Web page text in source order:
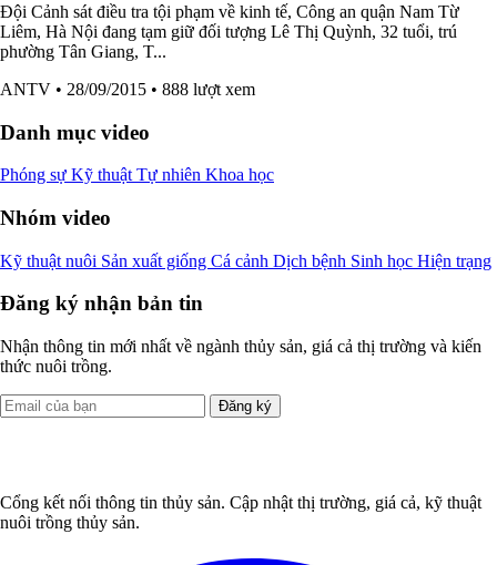
Đội Cảnh sát điều tra tội phạm về kinh tế, Công an quận Nam Từ
Liêm, Hà Nội đang tạm giữ đối tượng Lê Thị Quỳnh, 32 tuổi, trú
phường Tân Giang, T...
ANTV • 28/09/2015 • 888 lượt xem
Danh mục video
Phóng sự Kỹ thuật Tự nhiên Khoa học
Nhóm video
Kỹ thuật nuôi Sản xuất giống Cá cảnh Dịch bệnh Sinh học Hiện trạng
Đăng ký nhận bản tin
Nhận thông tin mới nhất về ngành thủy sản, giá cả thị trường và kiến
thức nuôi trồng.
Đăng ký
Cổng kết nối thông tin thủy sản. Cập nhật thị trường, giá cả, kỹ thuật
nuôi trồng thủy sản.